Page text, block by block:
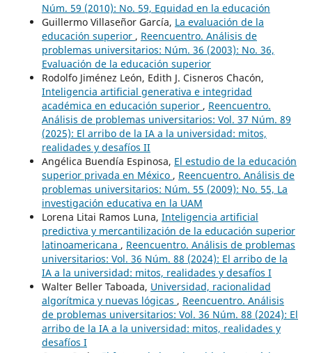
Núm. 59 (2010): No. 59, Equidad en la educación
Guillermo Villaseñor García, La evaluación de la
educación superior , Reencuentro. Análisis de
problemas universitarios: Núm. 36 (2003): No. 36,
Evaluación de la educación superior
Rodolfo Jiménez León, Edith J. Cisneros Chacón,
Inteligencia artificial generativa e integridad
académica en educación superior , Reencuentro.
Análisis de problemas universitarios: Vol. 37 Núm. 89
(2025): El arribo de la IA a la universidad: mitos,
realidades y desafíos II
Angélica Buendía Espinosa, El estudio de la educación
superior privada en México , Reencuentro. Análisis de
problemas universitarios: Núm. 55 (2009): No. 55, La
investigación educativa en la UAM
Lorena Litai Ramos Luna, Inteligencia artificial
predictiva y mercantilización de la educación superior
latinoamericana , Reencuentro. Análisis de problemas
universitarios: Vol. 36 Núm. 88 (2024): El arribo de la
IA a la universidad: mitos, realidades y desafíos I
Walter Beller Taboada, Universidad, racionalidad
algorítmica y nuevas lógicas , Reencuentro. Análisis
de problemas universitarios: Vol. 36 Núm. 88 (2024): El
arribo de la IA a la universidad: mitos, realidades y
desafíos I